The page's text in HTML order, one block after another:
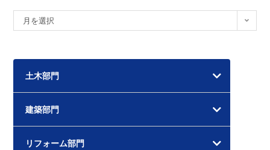
ー
イ
月を選択
土木部門
建築部門
リフォーム部門